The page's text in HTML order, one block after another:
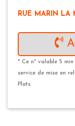
RUE MARIN LA
* Ce n° valable 5
service de mise en
Plats.